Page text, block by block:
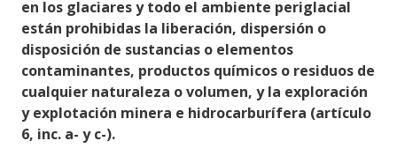
en los glaciares y todo el ambiente periglacial
están prohibidas la liberación, dispersión o
disposición de sustancias o elementos
contaminantes, productos químicos o residuos de
cualquier naturaleza o volumen, y la exploración
y explotación minera e hidrocarburífera (artículo
6, inc. a- y c-).